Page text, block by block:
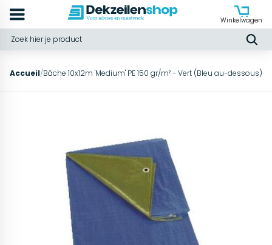
Winkelwagen
Accueil/Bâche 10x12m 'Medium' PE 150 gr/m² - Vert (Bleu au-dessous)